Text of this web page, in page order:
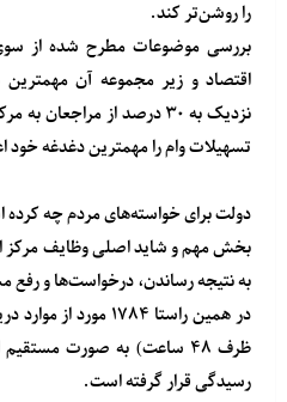
را روشن‌تر کند.
بررسی موضوعات مطرح شده از
اقتصاد و زیر مجموعه آن
نزدیک به ۳۰ درصد از
تسهیلات وام را مهمترین دغدغه خود
دولت برای خواسته‌های مردم چه
بخش مهم و شاید اصلی وظایف مرکز
به نتیجه رساندن، درخواست‌ها و
در همین راستا ۱۷۸۴
ظرف ۴۸ ساعت) به صورت
رسیدگی قرار گرفته است.